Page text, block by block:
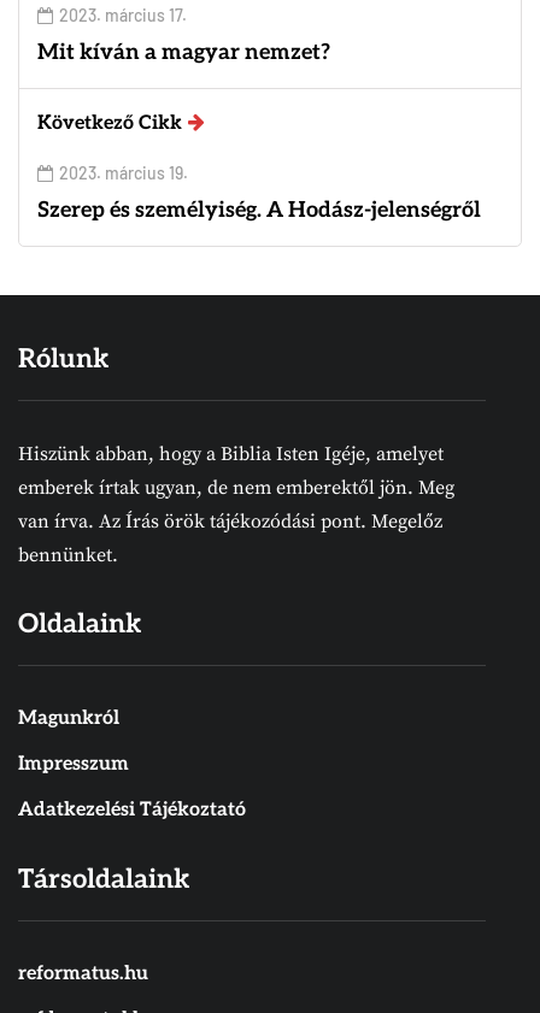
2023. március 17.
Mit kíván a magyar nemzet?
Következő Cikk
2023. március 19.
Szerep és személyiség. A Hodász-jelenségről
Rólunk
Hiszünk abban, hogy a Biblia Isten Igéje, amelyet
emberek írtak ugyan, de nem emberektől jön. Meg
van írva. Az Írás örök tájékozódási pont. Megelőz
bennünket.
Oldalaink
Magunkról
Impresszum
Adatkezelési Tájékoztató
Társoldalaink
reformatus.hu